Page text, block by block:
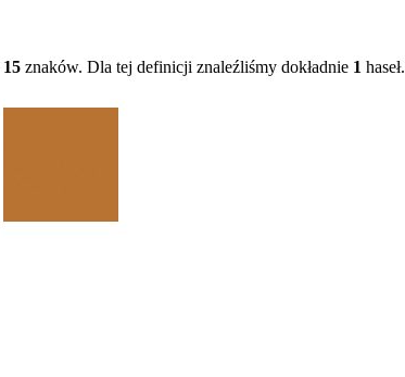
15 znaków. Dla tej definicji znaleźliśmy dokładnie 1 haseł.